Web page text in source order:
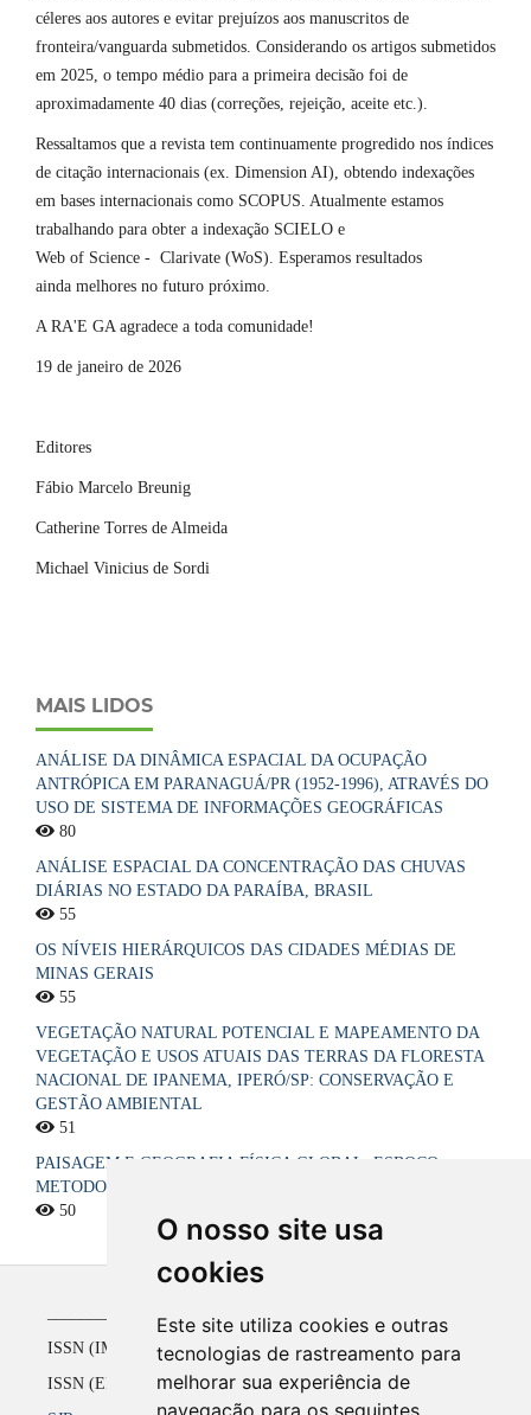
O nosso site usa
cookies
Este site utiliza cookies e outras
tecnologias de rastreamento para
melhorar sua experiência de
navegação para os seguintes
céleres aos autores e evitar prejuízos aos manuscritos de
fronteira/vanguarda submetidos. Considerando os artigos submetidos
em 2025, o tempo médio para a primeira decisão foi de
aproximadamente 40 dias (correções, rejeição, aceite etc.).
Ressaltamos que a revista tem continuamente progredido nos índices
de citação internacionais (ex. Dimension AI), obtendo indexações
em bases internacionais como SCOPUS. Atualmente estamos
trabalhando para obter a indexação SCIELO e
Web of Science - Clarivate (WoS). Esperamos resultados
ainda melhores no futuro próximo.
A RA'E GA agradece a toda comunidade!
19 de janeiro de 2026
Editores
Fábio Marcelo Breunig
Catherine Torres de Almeida
Michael Vinicius de Sordi
MAIS LIDOS
ANÁLISE DA DINÂMICA ESPACIAL DA OCUPAÇÃO
ANTRÓPICA EM PARANAGUÁ/PR (1952-1996), ATRAVÉS DO
USO DE SISTEMA DE INFORMAÇÕES GEOGRÁFICAS
80
ANÁLISE ESPACIAL DA CONCENTRAÇÃO DAS CHUVAS
DIÁRIAS NO ESTADO DA PARAÍBA, BRASIL
55
OS NÍVEIS HIERÁRQUICOS DAS CIDADES MÉDIAS DE
MINAS GERAIS
55
VEGETAÇÃO NATURAL POTENCIAL E MAPEAMENTO DA
VEGETAÇÃO E USOS ATUAIS DAS TERRAS DA FLORESTA
NACIONAL DE IPANEMA, IPERÓ/SP: CONSERVAÇÃO E
GESTÃO AMBIENTAL
51
PAISAGEM E GEOGRAFIA FÍSICA GLOBAL. ESBOÇO
METODOLÓGICO
50
ISSN (IMPRESSO) 1516-4136 até 2008
ISSN (ELETRÔNICO) 2177-2738 a partir de 2009